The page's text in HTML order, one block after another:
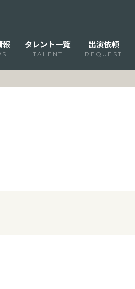
報 タレント一覧
TALENT
出演依頼
REQUEST